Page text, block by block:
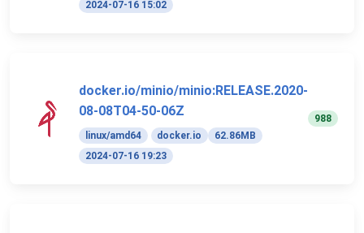
2024-07-16 15:02
docker.io/minio/minio:RELEASE.2020-
08-08T04-50-06Z
linux/amd64 docker.io
62.86MB
2024-07-16 19:23
988